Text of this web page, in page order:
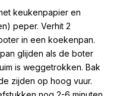
keukenpapier en
peper. Verhit 2
in een koekenpan.
glijden als de boter
is weggetrokken. Bak
zijden op hoog vuur.